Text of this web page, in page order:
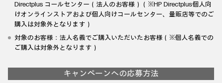
Directplus コールセンター（法人のお客様）（※HP Directplus個人向
けオンラインストアおよび個人向けコールセンター、量販店等でのご
購入は対象外となります）
対象のお客様：法人名義でご購入いただいたお客様（※個人名義での
ご購入は対象外となります）
キャンペーンへの応募方法